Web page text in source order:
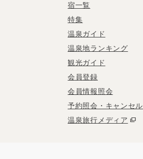
宿一覧
特集
温泉ガイド
温泉地ランキング
観光ガイド
会員登録
会員情報照会
予約照会・キャンセル
温泉旅行メディア